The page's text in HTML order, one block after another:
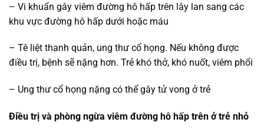
– Vi khuẩn gây viêm đường hô hấp trên lây lan sang các
khu vực đường hô hấp dưới hoặc máu
– Tê liệt thanh quản, ung thư cổ họng. Nếu không được
điều trị, bệnh sẽ nặng hơn. Trẻ khó thở, khó nuốt, viêm phổi
– Ung thư cổ họng nặng có thể gây tử vong ở trẻ
Điều trị và phòng ngừa viêm đường hô hấp trên ở trẻ nhỏ